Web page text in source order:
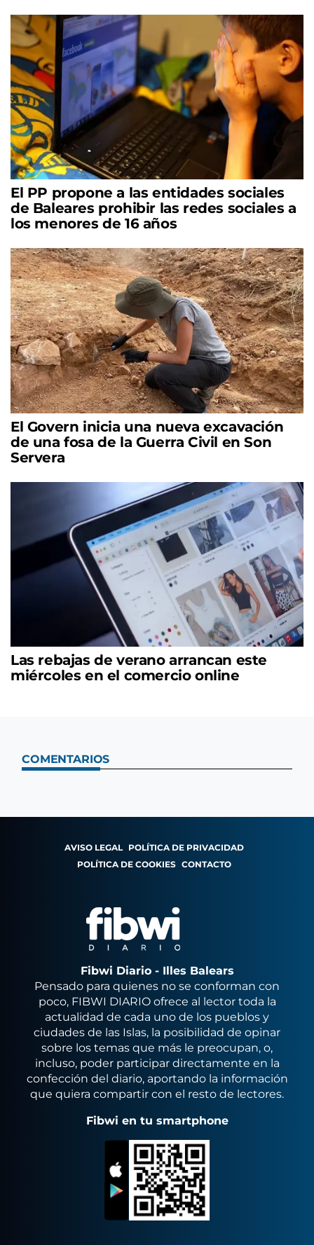
El PP propone a las entidades sociales
de Baleares prohibir las redes sociales a
los menores de 16 años
El Govern inicia una nueva excavación
de una fosa de la Guerra Civil en Son
Servera
Las rebajas de verano arrancan este
miércoles en el comercio online
COMENTARIOS
AVISO LEGAL POLÍTICA DE PRIVACIDAD
POLÍTICA DE COOKIES CONTACTO
Fibwi Diario - Illes Balears
Pensado para quienes no se conforman con
poco, FIBWI DIARIO ofrece al lector toda la
actualidad de cada uno de los pueblos y
ciudades de las Islas, la posibilidad de opinar
sobre los temas que más le preocupan, o,
incluso, poder participar directamente en la
confección del diario, aportando la información
que quiera compartir con el resto de lectores.
Fibwi en tu smartphone